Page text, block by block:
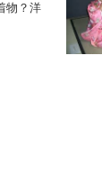
物？洋